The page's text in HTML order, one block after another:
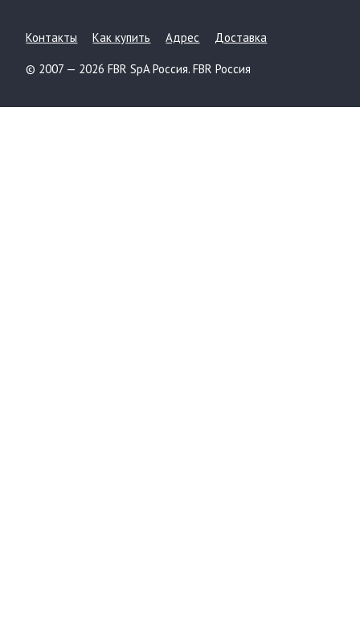
Контакты Как купить Адрес Доставка
© 2007 — 2026 FBR SpA Россия. FBR Россия